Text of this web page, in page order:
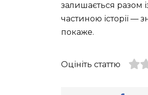
залишається разом
частиною історії —
покаже.
Оцініть статтю